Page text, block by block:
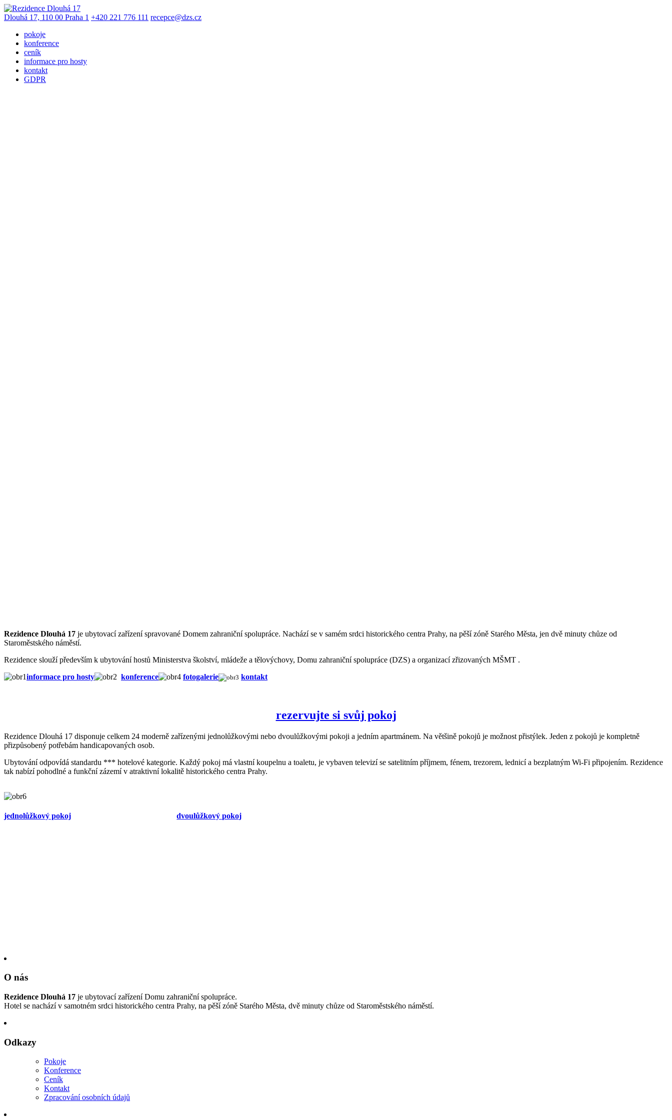
Dlouhá 17, 110 00 Praha 1 +420 221 776 111 recepce@dzs.cz
pokoje
konference
ceník
informace pro hosty
kontakt
GDPR
Rezidence Dlouhá 17 je ubytovací zařízení spravované Domem zahraniční spolupráce. Nachází se v samém srdci historického centra Prahy, na pěší zóně Starého Města, jen dvě minuty chůze od
Staroměstského náměstí.
Rezidence slouží především k ubytování hostů Ministerstva školství, mládeže a tělovýchovy, Domu zahraniční spolupráce (DZS) a organizací zřizovaných MŠMT .
informace pro hosty
konference fotogalerie kontakt
rezervujte si svůj pokoj
Rezidence Dlouhá 17 disponuje celkem 24 moderně zařízenými jednolůžkovými nebo dvoulůžkovými pokoji a jedním apartmánem. Na většině pokojů je možnost přistýlek. Jeden z pokojů je kompletně
přizpůsobený potřebám handicapovaných osob.
Ubytování odpovídá standardu *** hotelové kategorie. Každý pokoj má vlastní koupelnu a toaletu, je vybaven televizí se satelitním příjmem, fénem, trezorem, lednicí a bezplatným Wi-Fi připojením. Rezidence
tak nabízí pohodlné a funkční zázemí v atraktivní lokalitě historického centra Prahy.
jednolůžkový pokoj dvoulůžkový pokoj
O nás
Rezidence Dlouhá 17 je ubytovací zařízení Domu zahraniční spolupráce.
Hotel se nachází v samotném srdci historického centra Prahy, na pěší zóně Starého Města, dvě minuty chůze od Staroměstského náměstí.
Odkazy
Pokoje
Konference
Ceník
Kontakt
Zpracování osobních údajů